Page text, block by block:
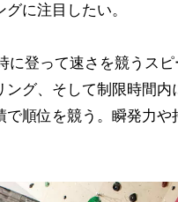
に注目したい。
に登って速さを競うス
グ、そして制限時間内
順位を競う。瞬発力や